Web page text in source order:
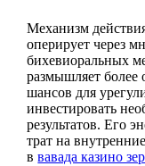
Механизм
оперирует через
бихевиоральных
размышляет более
шансов для
инвестировать
результатов. Его
трат на
ввавада казино